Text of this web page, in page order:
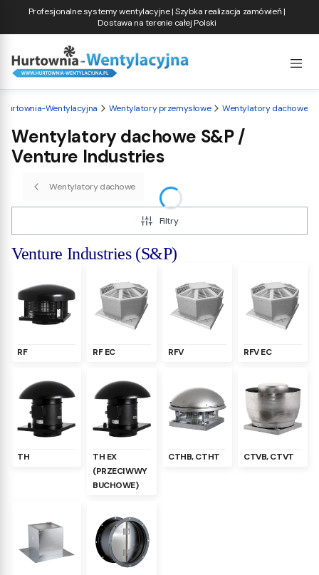
Profesjonalne systemy wentylacyjne | Szybka realizacja zamówień |
Dostawa na terenie całej Polski
Hurtownia-Wentylacyjna Wentylatory przemysłowe Wentylatory dachowe
Wentylatory dachowe S&P /
Venture Industries
Wentylatory dachowe
Filtry
Venture Industries (S&P)
RF RF EC RFV RFV EC
TH
TH EX
(PRZECIWWY
BUCHOWE)
CTHB, CTHT CTVB, CTVT